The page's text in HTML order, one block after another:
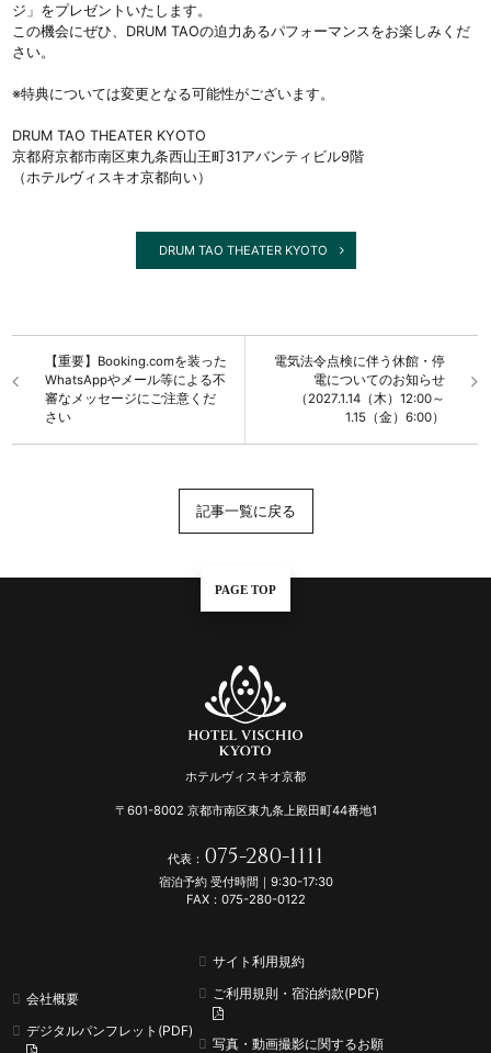
ジ」をプレゼントいたします。
この機会にぜひ、DRUM TAOの迫力あるパフォーマンスをお楽しみくだ
さい。
※特典については変更となる可能性がございます。
DRUM TAO THEATER KYOTO
京都府京都市南区東九条西山王町31アバンティビル9階
（ホテルヴィスキオ京都向い）
DRUM TAO THEATER KYOTO
【重要】Booking.comを装った
WhatsAppやメール等による不
審なメッセージにご注意くだ
さい
電気法令点検に伴う休館・停
電についてのお知らせ
（2027.1.14（木）12:00～
1.15（金）6:00）
記事一覧に戻る
PAGE TOP
ホテルヴィスキオ京都
〒601-8002 京都市南区東九条上殿田町44番地1
代表： 075-280-1111
宿泊予約 受付時間｜9:30-17:30
FAX：075-280-0122
会社概要
デジタルパンフレット(PDF)
サイト利用規約
ご利用規則・宿泊約款(PDF)
写真・動画撮影に関するお願